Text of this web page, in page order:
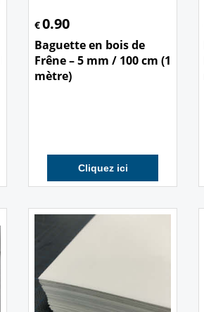
€0.90
Baguette en bois de
Frêne – 5 mm / 100 cm (1
mètre)
Cliquez ici